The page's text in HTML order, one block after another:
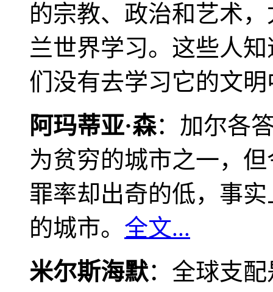
的宗教、政治和艺术
兰世界学习。这些人
们没有去学习它的文
阿玛蒂亚·森：加尔各
为贫穷的城市之一，
罪率却出奇的低，事
的城市。 全文...
米尔斯海默：全球支